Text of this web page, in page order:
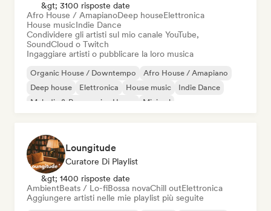
&gt; 3100 risposte date
Afro House / AmapianoDeep houseElettronica
House musicIndie Dance
Condividere gli artisti sul mio canale YouTube,
SoundCloud o Twitch
Ingaggiare artisti o pubblicare la loro musica
Organic House / Downtempo
Afro House / Amapiano
Deep house
Elettronica House music
Indie Dance
Melodic & Progressive House
Minimal
Loungitude
Curatore Di Playlist
&gt; 1400 risposte date
AmbientBeats / Lo-fiBossa novaChill outElettronica
Aggiungere artisti nelle mie playlist più seguite